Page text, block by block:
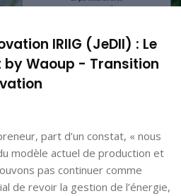
IRIIG (JeDII) : Le
by Waoup - Transition
part d’un constat, « nous
modèle actuel de production et
pas continuer comme
de revoir la gestion de l’énergie,